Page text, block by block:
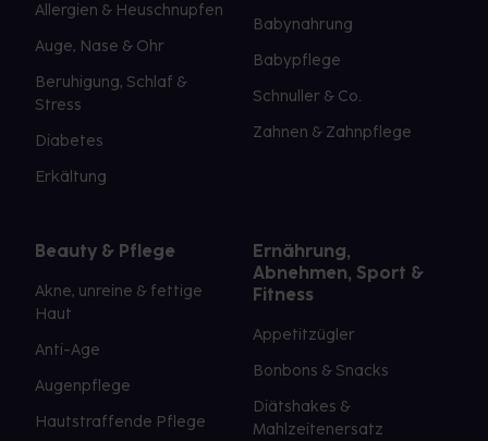
Allergien & Heuschnupfen
Auge, Nase & Ohr
Beruhigung, Schlaf &
Stress
Diabetes
Erkältung
Babynahrung
Babypflege
Schnuller & Co.
Zahnen & Zahnpflege
Beauty & Pflege
Akne, unreine & fettige
Haut
Anti-Age
Augenpflege
Hautstraffende Pflege
Ernährung,
Abnehmen, Sport &
Fitness
Appetitzügler
Bonbons & Snacks
Diätshakes &
Mahlzeitenersatz